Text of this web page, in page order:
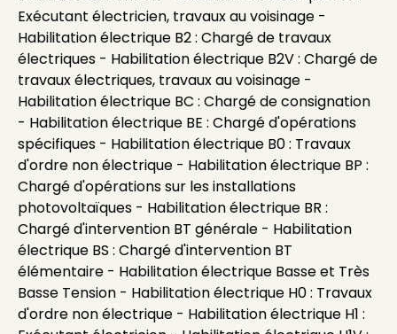
Exécutant électricien, travaux au voisinage -
Habilitation électrique B2 : Chargé de travaux
électriques - Habilitation électrique B2V : Chargé de
travaux électriques, travaux au voisinage -
Habilitation électrique BC : Chargé de consignation
- Habilitation électrique BE : Chargé d'opérations
spécifiques - Habilitation électrique B0 : Travaux
d'ordre non électrique - Habilitation électrique BP :
Chargé d'opérations sur les installations
photovoltaïques - Habilitation électrique BR :
Chargé d'intervention BT générale - Habilitation
électrique BS : Chargé d'intervention BT
élémentaire - Habilitation électrique Basse et Très
Basse Tension - Habilitation électrique H0 : Travaux
d'ordre non électrique - Habilitation électrique H1 :